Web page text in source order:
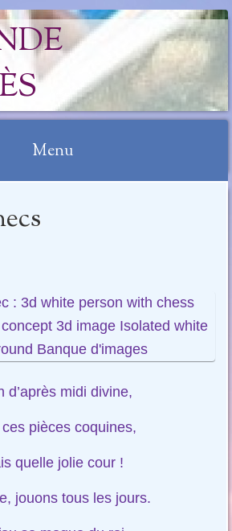
Menu
d’après midi divine,
pièces coquines,
quelle jolie cour !
jouons tous les jours.